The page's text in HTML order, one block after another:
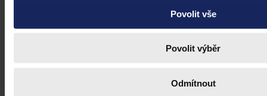
Povolit vše
Povolit výběr
Odmítnout